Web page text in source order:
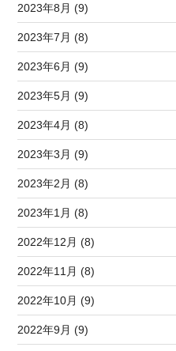
2023年8月 (9)
2023年7月 (8)
2023年6月 (9)
2023年5月 (9)
2023年4月 (8)
2023年3月 (9)
2023年2月 (8)
2023年1月 (8)
2022年12月 (8)
2022年11月 (8)
2022年10月 (9)
2022年9月 (9)